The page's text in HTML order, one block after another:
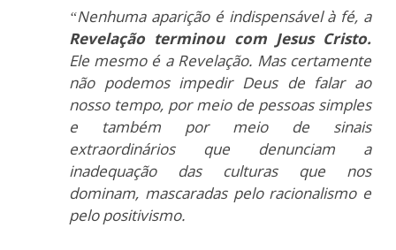
“Nenhuma aparição é indispensável à fé, a
Revelação terminou com Jesus Cristo.
Ele mesmo é a Revelação. Mas certamente
não podemos impedir Deus de falar ao
nosso tempo, por meio de pessoas simples
e também por meio de sinais
extraordinários que denunciam a
inadequação das culturas que nos
dominam, mascaradas pelo racionalismo e
pelo positivismo.